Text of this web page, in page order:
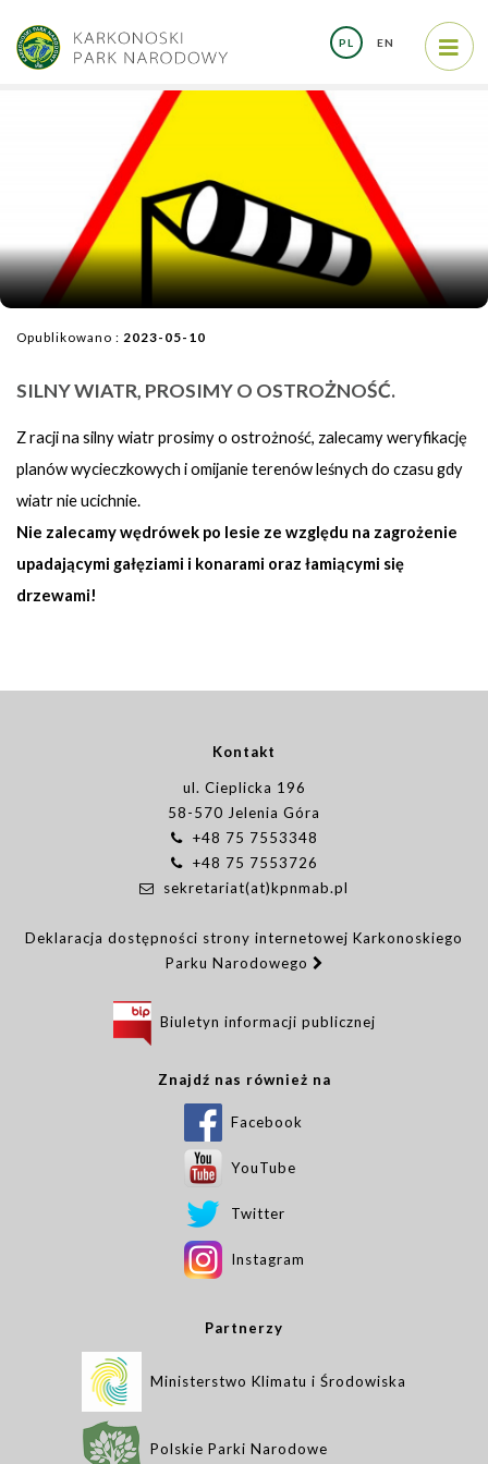
PL EN
Opublikowano : 2023-05-10
SILNY WIATR, PROSIMY O OSTROŻNOŚĆ.
Z racji na silny wiatr prosimy o ostrożność, zalecamy weryfikację
planów wycieczkowych i omijanie terenów leśnych do czasu gdy
wiatr nie ucichnie.
Nie zalecamywędrówek po lesie ze względu na zagrożenie
upadającymi gałęziami i konarami oraz łamiącymi się
drzewami!
Kontakt
ul. Cieplicka 196
58-570 Jelenia Góra
+48 75 7553348
+48 75 7553726
sekretariat(at)kpnmab.pl
Deklaracja dostępności strony internetowej Karkonoskiego
Parku Narodowego
Biuletyn informacji publicznej
Znajdź nas również na
Facebook
YouTube
Twitter
Instagram
Partnerzy
Ministerstwo Klimatu i Środowiska
Polskie Parki Narodowe